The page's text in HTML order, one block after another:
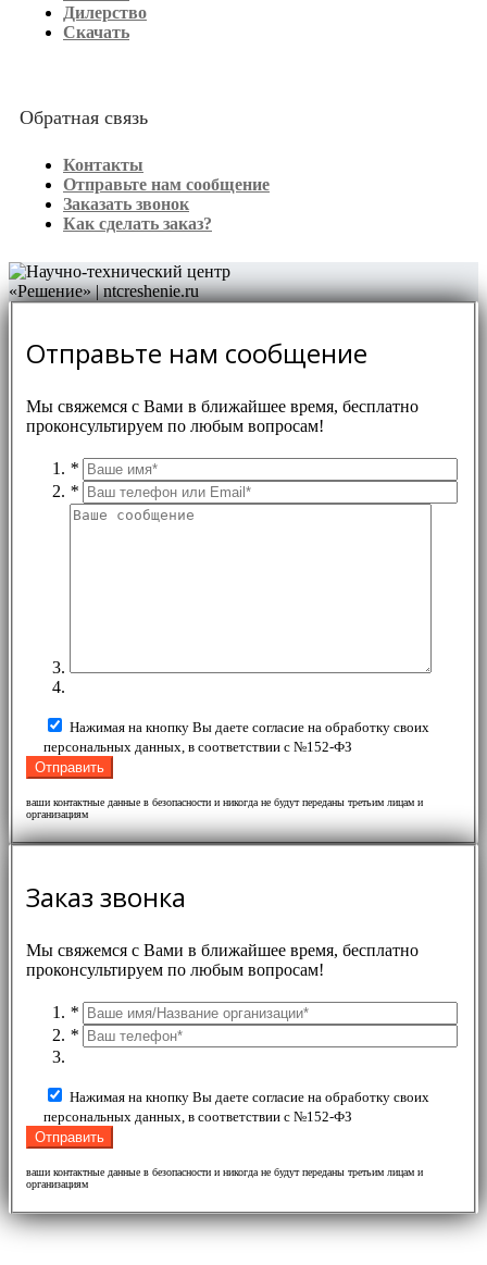
Дилерство
Скачать
Обратная связь
Контакты
Отправьте нам сообщение
Заказать звонок
Как сделать заказ?
Отправьте нам сообщение
Мы свяжемся с Вами в ближайшее время, бесплатно
проконсультируем по любым вопросам!
*
*
Нажимая на кнопку Вы даете согласие на обработку своих
персональных данных, в соответствии с №152-ФЗ
ваши контактные данные в безопасности и никогда не будут переданы третьим лицам и
организациям
Заказ звонка
Мы свяжемся с Вами в ближайшее время, бесплатно
проконсультируем по любым вопросам!
*
*
Нажимая на кнопку Вы даете согласие на обработку своих
персональных данных, в соответствии с №152-ФЗ
ваши контактные данные в безопасности и никогда не будут переданы третьим лицам и
организациям